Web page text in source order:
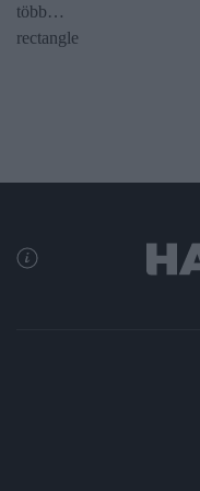
több…
rectangle